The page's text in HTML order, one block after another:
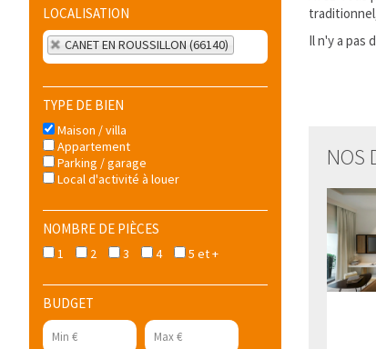
LOCALISATION
CANET EN ROUSSILLON (66140)
TYPE DE BIEN
Maison / villa
Appartement
Parking / garage
Local d'activité à louer
NOMBRE DE PIÈCES
1 2 3 4 5 et +
BUDGET
Il n'y a pas
NOS